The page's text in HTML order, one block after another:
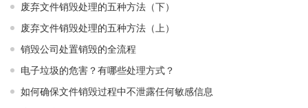
废弃文件销毁处理的五种方法（下）
废弃文件销毁处理的五种方法（上）
销毁公司处置销毁的全流程
电子垃圾的危害？有哪些处理方式？
如何确保文件销毁过程中不泄露任何敏感信息